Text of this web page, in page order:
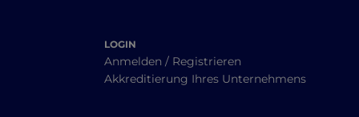
LOGIN
Anmelden / Registrieren
Akkreditierung Ihres Unternehmens